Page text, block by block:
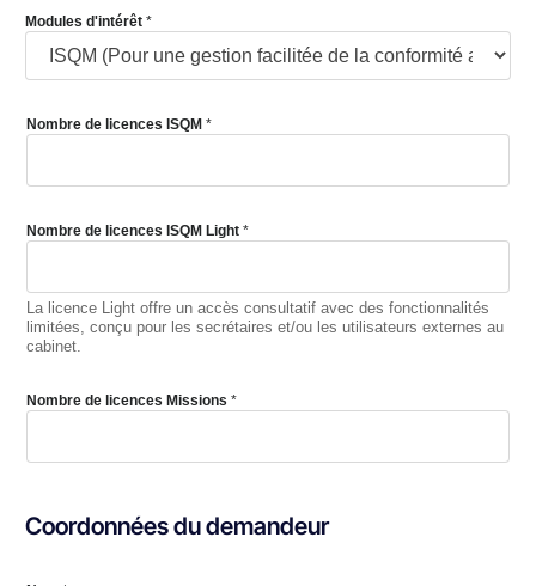
Modules d'intérêt *
Nombre de licences ISQM *
Nombre de licences ISQM Light *
La licence Light offre un accès consultatif avec des fonctionnalités
limitées, conçu pour les secrétaires et/ou les utilisateurs externes au
cabinet.
Nombre de licences Missions *
Coordonnées du demandeur